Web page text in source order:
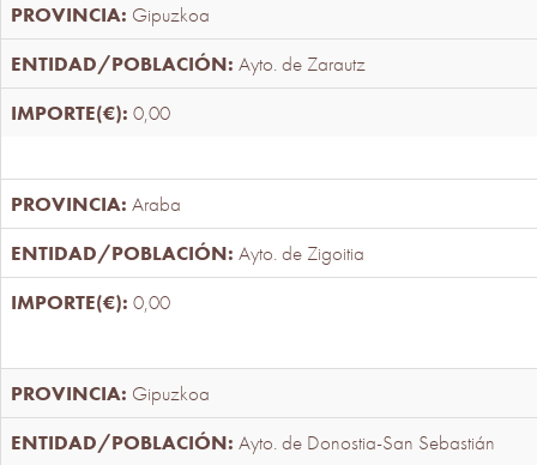
Gipuzkoa
Ayto. de Zarautz
0,00
Araba
Ayto. de Zigoitia
0,00
Gipuzkoa
Ayto. de Donostia-San Sebastián